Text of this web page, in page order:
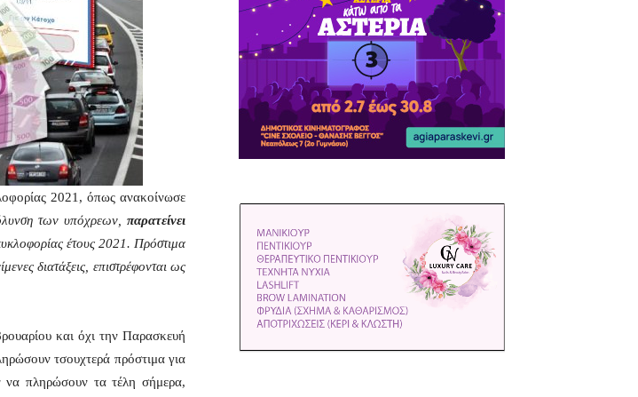
2021, όπως ανακοίνωσε
των υπόχρεων, παρατείνει
έτους 2021. Πρόστιμα
διατάξεις, επιστρέφονται ως
και όχι την Παρασκευή
τσουχτερά πρόστιμα για
να πληρώσουν τα τέλη σήμερα,